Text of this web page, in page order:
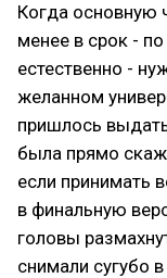
Когда основную
менее в срок -
естественно -
желанном
пришлось
была прямо
если принимать
в финальную
головы
снимали сугубо